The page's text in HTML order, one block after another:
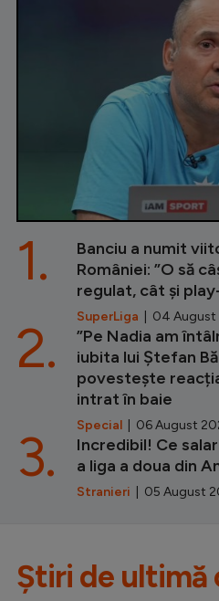
Banciu a numit
României: ”O să
regulat, cât și
SuperLiga | 04 August
1.
”Pe Nadia am
iubita lui Ștefan
povestește
intrat în baie
Special | 06 August
2.
Incredibil! Ce
a liga a doua din
Stranieri | 05 August
3.
Știri de ultimă